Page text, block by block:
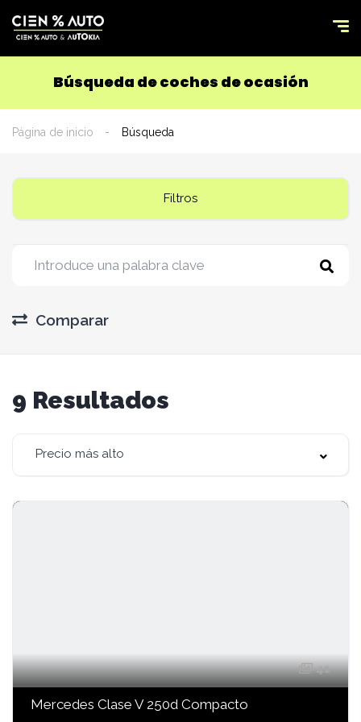
Búsqueda de coches de ocasión
Página de inicio Búsqueda
Filtros
Comparar
9 Resultados
Precio más alto
41
Mercedes Clase V 250d Compacto